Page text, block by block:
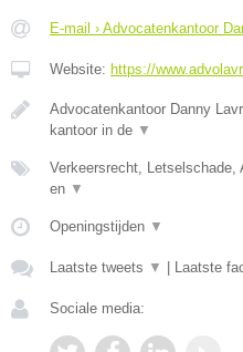
E-mail › Advocatenkantoor
Website: https://
Advocatenkantoor Danny
kantoor in de ▼
Verkeersrecht, Letselschade,
en ▼
Openingstijden ▼
Laatste tweets ▼ Laatste
Sociale media: